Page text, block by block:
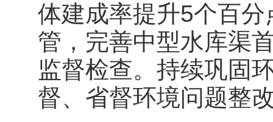
体建成率提升5个百
管，完善中型水库渠
监督检查。持续巩固
督、省督环境问题整